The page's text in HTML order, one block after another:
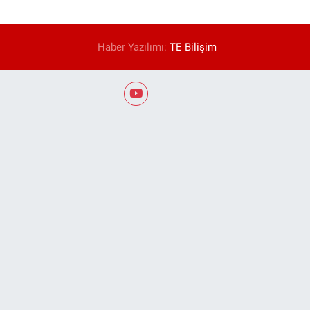
Haber Yazılımı:TE Bilişim